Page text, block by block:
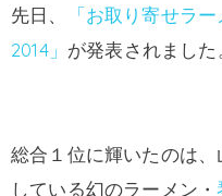
先日、
「お取り寄せラ
2014」 が発表されました
総合１位に輝いたのは
している幻のラーメン・